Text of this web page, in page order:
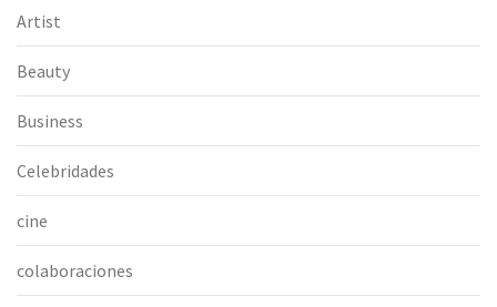
Artist
Beauty
Business
Celebridades
cine
colaboraciones